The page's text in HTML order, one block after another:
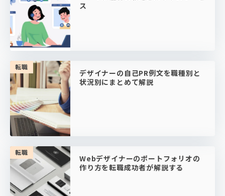
ス
転職
デザイナーの自己PR例文を職種別と
状況別にまとめて解説
転職
Webデザイナーのポートフォリオの
作り方を転職成功者が解説する